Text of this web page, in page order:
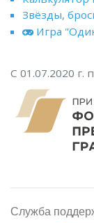
Звёзды,
Игра
С 01.07.2020 г.
Служба